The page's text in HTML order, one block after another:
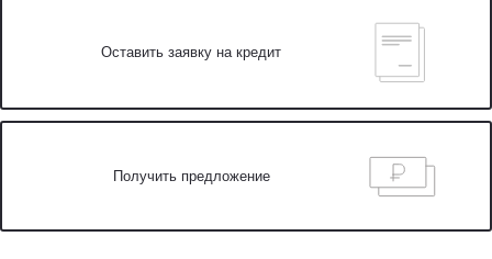
Оставить заявку на кредит
Получить предложение